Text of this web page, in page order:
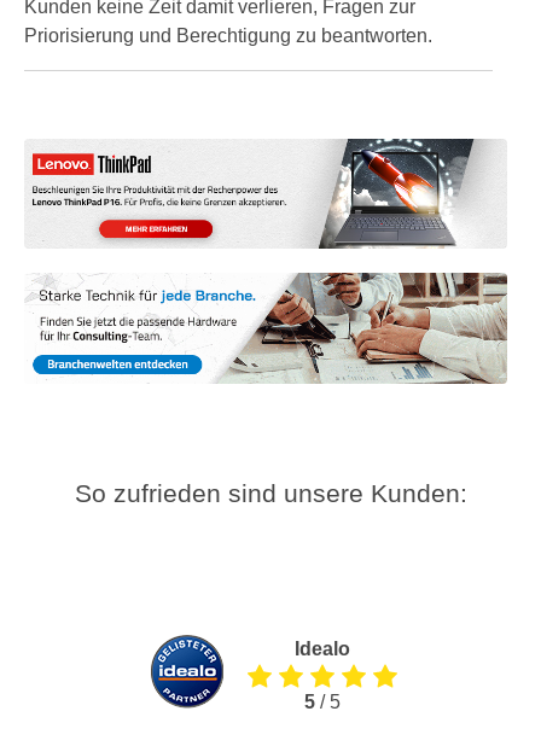
Kunden keine Zeit damit verlieren, Fragen zur
Priorisierung und Berechtigung zu beantworten.
So zufrieden sind unsere Kunden:
Idealo
5/ 5